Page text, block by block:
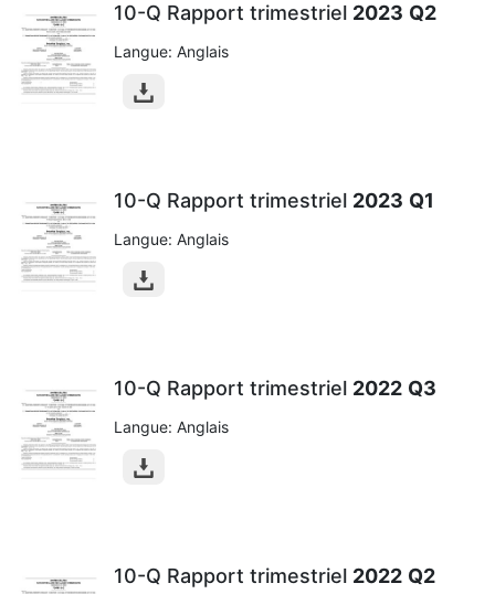
10-Q Rapport trimestriel 2023 Q2
Langue: Anglais
10-Q Rapport trimestriel 2023 Q1
Langue: Anglais
10-Q Rapport trimestriel 2022 Q3
Langue: Anglais
10-Q Rapport trimestriel 2022 Q2